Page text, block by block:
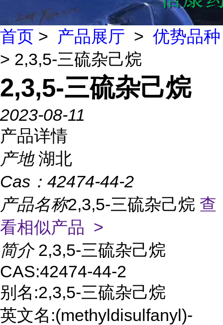
首页 > 产品展厅 > 优势品种
> 2,3,5-三硫杂己烷
2,3,5-三硫杂己烷
2023-08-11
产品详情
产地 湖北
Cas： 42474-44-2
产品名称2,3,5-三硫杂己烷 查
看相似产品 >
简介 2,3,5-三硫杂己烷
CAS:42474-44-2
别名:2,3,5-三硫杂己烷
英文名:(methyldisulfanyl)-